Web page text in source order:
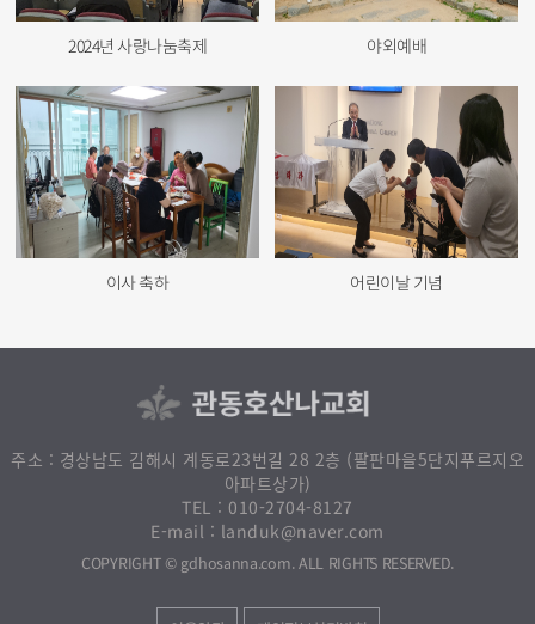
2024년 사랑나눔축제 야외예배
이사 축하 어린이날 기념
주소 : 경상남도 김해시 계동로23번길 28 2층 (팔판마을5단지푸르지오
아파트상가)
TEL : 010-2704-8127
E-mail : landuk@naver.com
COPYRIGHT © gdhosanna.com. ALL RIGHTS RESERVED.